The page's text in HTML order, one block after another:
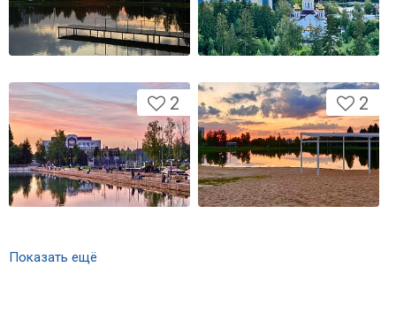
2 2
Показать ещё